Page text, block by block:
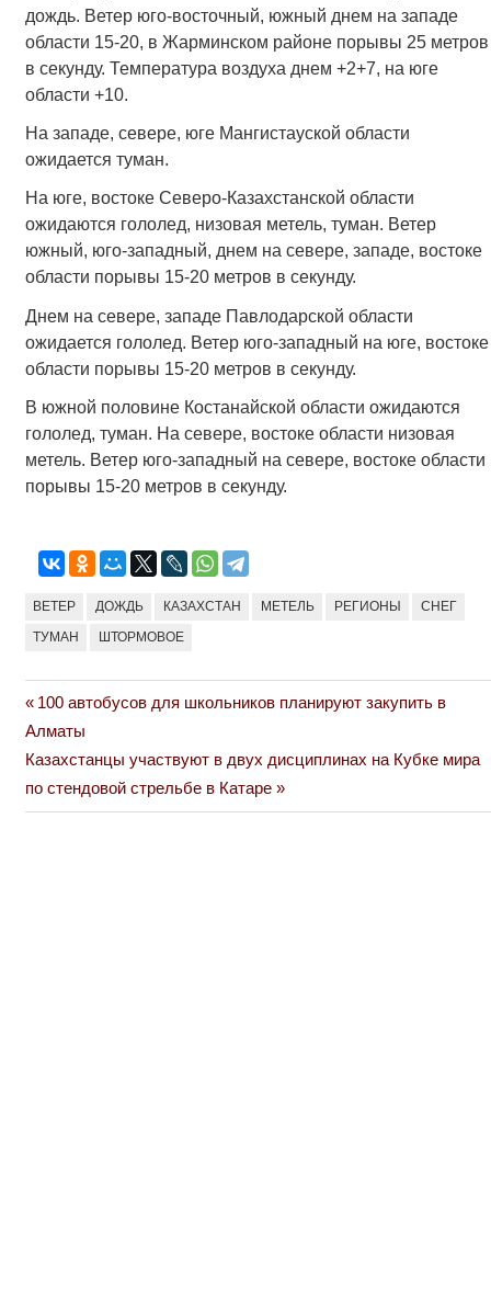
дождь. Ветер юго-восточный, южный днем на западе
области 15-20, в Жарминском районе порывы 25 метров
в секунду. Температура воздуха днем +2+7, на юге
области +10.
На западе, севере, юге Мангистауской области
ожидается туман.
На юге, востоке Северо-Казахстанской области
ожидаются гололед, низовая метель, туман. Ветер
южный, юго-западный, днем на севере, западе, востоке
области порывы 15-20 метров в секунду.
Днем на севере, западе Павлодарской области
ожидается гололед. Ветер юго-западный на юге, востоке
области порывы 15-20 метров в секунду.
В южной половине Костанайской области ожидаются
гололед, туман. На севере, востоке области низовая
метель. Ветер юго-западный на севере, востоке области
порывы 15-20 метров в секунду.
ВЕТЕР ДОЖДЬ КАЗАХСТАН МЕТЕЛЬ РЕГИОНЫ СНЕГ
ТУМАН ШТОРМОВОЕ
Навигация
по
записям
Previous
Post:
100 автобусов для школьников планируют закупить в
Алматы
Next
Post:
Казахстанцы участвуют в двух дисциплинах на Кубке мира
по стендовой стрельбе в Катаре